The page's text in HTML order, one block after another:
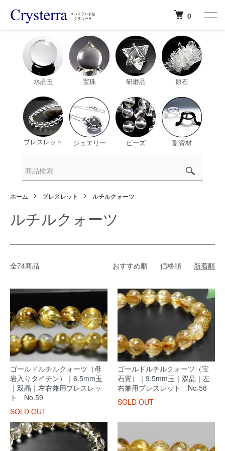
0
水晶玉 宝珠 研磨品 原石
ブレスレット ジュエリー ビーズ 副資材
ホーム ブレスレット ルチルクォーツ
ルチルクォーツ
全74商品 おすすめ順 価格順 新着順
ゴールドルチルクォーツ（母
岩入りタイチン）｜6.5mm玉
｜双晶｜左右兼用ブレスレッ
ト No.59
SOLD OUT
ゴールドルチルクォーツ（宝
石質）｜9.5mm玉｜双晶｜左
右兼用ブレスレット No.58
SOLD OUT